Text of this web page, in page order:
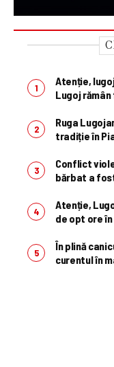
Atenție,
Lugoj
Ruga
tradiție în
Conflict
bărbat a
Atenție,
de opt ore
În plină
curentul în